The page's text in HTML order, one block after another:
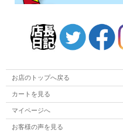
お店のトップへ戻る
カートを見る
マイページへ
お客様の声を見る